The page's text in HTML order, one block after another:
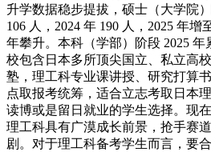
升学数据稳步提拔，硕士（大学院
106 人，2024 年 190 人，2025 年增
年攀升。本科（学部）阶段 2025 年
校包含日本多所顶尖国立、私立高
塾，理工科专业课讲授、研究打算
点取报考统筹，适合立志考取日本
读博或是留日就业的学生选择。现
理工科具有广漠成长前景，抢手赛
剧。对于理工科备考学生而言，要